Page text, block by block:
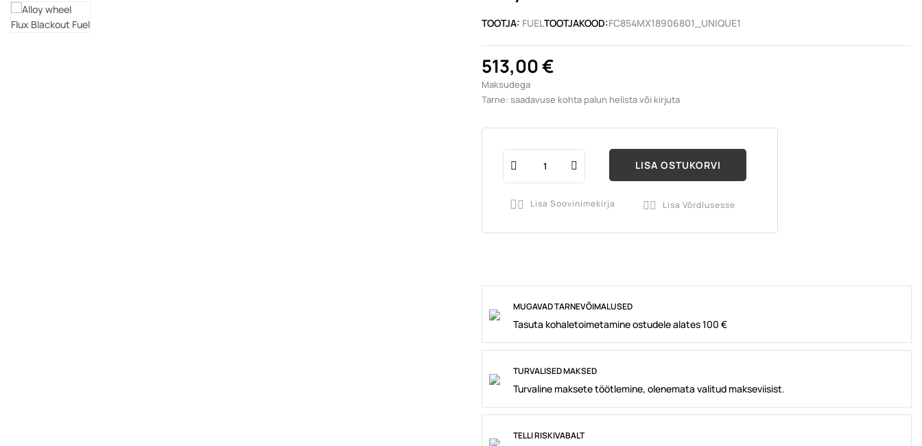
TOOTJA: FUELTOOTJAKOOD:FC854MX18906801_UNIQUE1
513,00 €
Maksudega
Tarne: saadavuse kohta palun helista või kirjuta
LISA OSTUKORVI
 Lisa Soovinimekirja  Lisa Võrdlusesse
MUGAVAD TARNEVÕIMALUSED
Tasuta kohaletoimetamine ostudele alates 100 €
TURVALISED MAKSED
Turvaline maksete töötlemine, olenemata valitud makseviisist.
TELLI RISKIVABALT